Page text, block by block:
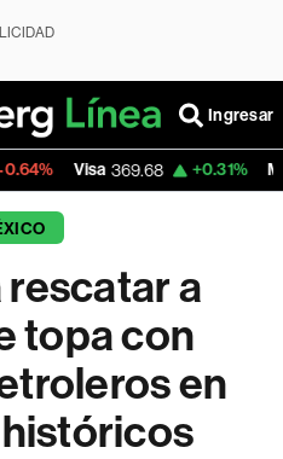
Ingresar
369.68 +0.31% MercadoLibre
rescatar a
topa con
en